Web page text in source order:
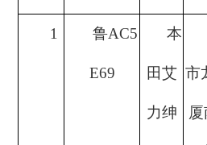
1 鲁AC5
E69
本
田艾
力绅
市